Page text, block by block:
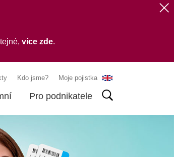
více zde.
Kdo jsme? Moje pojistka
Pro podnikatele